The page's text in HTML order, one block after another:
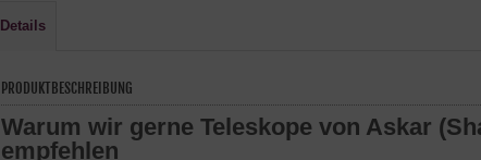
Details
PRODUKTBESCHREIBUNG
Warum wir gerne Teleskope von Askar
empfehlen